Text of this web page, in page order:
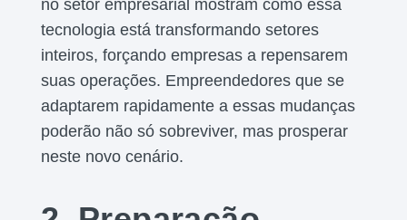
no setor empresarial mostram como essa
tecnologia está transformando setores
inteiros, forçando empresas a repensarem
suas operações. Empreendedores que se
adaptarem rapidamente a essas mudanças
poderão não só sobreviver, mas prosperar
neste novo cenário.